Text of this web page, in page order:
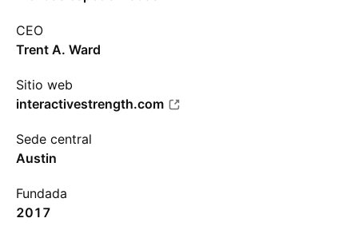
CEO
Trent A. Ward
Sitio web
interactivestrength.com
Sede central
Austin
Fundada
2017